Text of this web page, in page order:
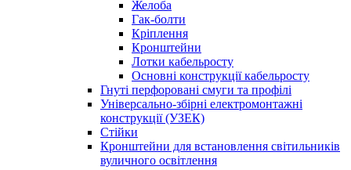
Желоба
Гак-болти
Кріплення
Кронштейни
Лотки кабельросту
Основні конструкції кабельросту
Гнуті перфоровані смуги та профілі
Універсально-збірні електромонтажні
конструкції (УЗЕК)
Стійки
Кронштейни для встановлення світильників
вуличного освітлення